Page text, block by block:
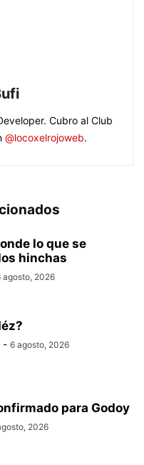
Cubro al Club
@locoxelrojoweb.
lo que se
hinchas
agosto, 2026
- 6 agosto, 2026
para Godoy
2026